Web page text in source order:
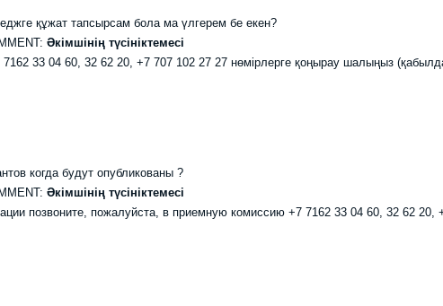
құжат тапсырсам бола ма үлгерем бе екен?
Әкімшінің түсініктемесі
33 04 60, 32 62 20, +7 707 102 27 27 нөмірлерге қоңырау шалыңыз
когда будут опубликованы ?
Әкімшінің түсініктемесі
позвоните, пожалуйста, в приемную комиссию +7 7162 33 04 60, 32 62 20,